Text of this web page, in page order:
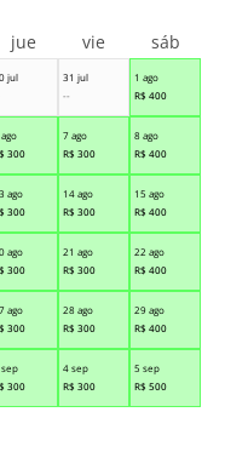
jul
31 jul
--
1 ago
R$ 400
300
7 ago
R$ 300
8 ago
R$ 400
ago
300
14 ago
R$ 300
15 ago
R$ 400
ago
300
21 ago
R$ 300
22 ago
R$ 400
ago
300
28 ago
R$ 300
29 ago
R$ 400
300
4 sep
R$ 300
5 sep
R$ 500
jue vie sáb